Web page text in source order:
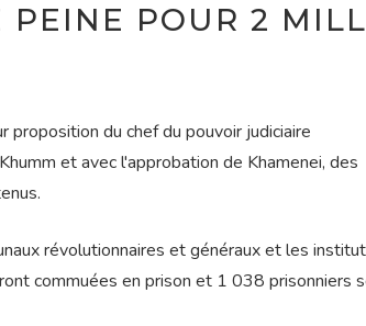
POUR 2
proposition du chef du pouvoir judiciaire
et avec l'approbation de Khamenei, des
révolutionnaires et généraux et les
commuées en prison et 1 038 prisonniers